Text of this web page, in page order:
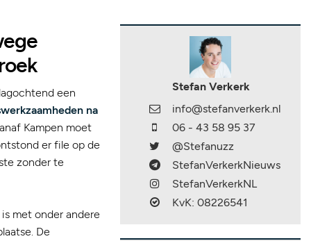
een
na
Kampen moet
er file op de
zonder te
met onder andere
De
Stefan Verkerk
info@stefanverkerk.nl
06 - 43 58 95 37
@Stefanuzz
StefanVerkerkNieuws
StefanVerkerkNL
KvK: 08226541